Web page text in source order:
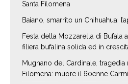
Santa Filomena
Baiano, smarrito un Chihuahua:
Festa della Mozzarella di Bufala
filiera bufalina solida ed in
Mugnano del Cardinale, tragedia
Filomena: muore il 60enne